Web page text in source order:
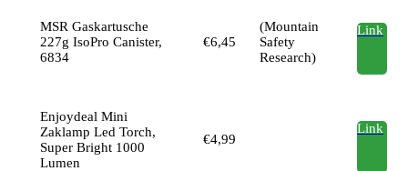
MSR Gaskartusche
227g IsoPro Canister,
6834
€6,45
(Mountain
Safety
Research)
Link
Enjoydeal Mini
Zaklamp Led Torch,
Super Bright 1000
Lumen
€4,99
Link